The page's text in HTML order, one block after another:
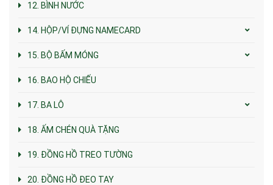
12. BÌNH NƯỚC
14. HỘP/VÍ ĐỰNG NAMECARD
15. BỘ BẤM MÓNG
16. BAO HỘ CHIẾU
17. BA LÔ
18. ẤM CHÉN QUÀ TẶNG
19. ĐỒNG HỒ TREO TƯỜNG
20. ĐỒNG HỒ ĐEO TAY